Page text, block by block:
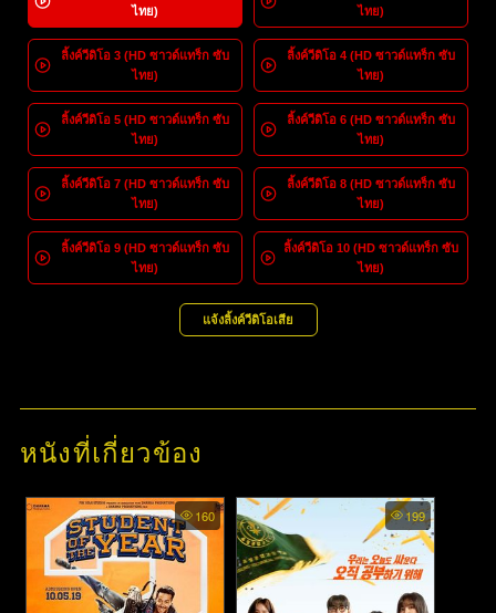
ไทย)
ไทย)
ลิ้งค์วีดิโอ3 (HD ซาวด์แทร็ก ซับ
ไทย)
ลิ้งค์วีดิโอ4 (HD ซาวด์แทร็ก ซับ
ไทย)
ลิ้งค์วีดิโอ5 (HD ซาวด์แทร็ก ซับ
ไทย)
ลิ้งค์วีดิโอ6 (HD ซาวด์แทร็ก ซับ
ไทย)
ลิ้งค์วีดิโอ7 (HD ซาวด์แทร็ก ซับ
ไทย)
ลิ้งค์วีดิโอ8 (HD ซาวด์แทร็ก ซับ
ไทย)
ลิ้งค์วีดิโอ9 (HD ซาวด์แทร็ก ซับ
ไทย)
ลิ้งค์วีดิโอ 10(HD ซาวด์แทร็ก ซับ
ไทย)
แจ้งลิ้งค์วีดิโอเสีย
หนังที่เกี่ยวข้อง
160 199